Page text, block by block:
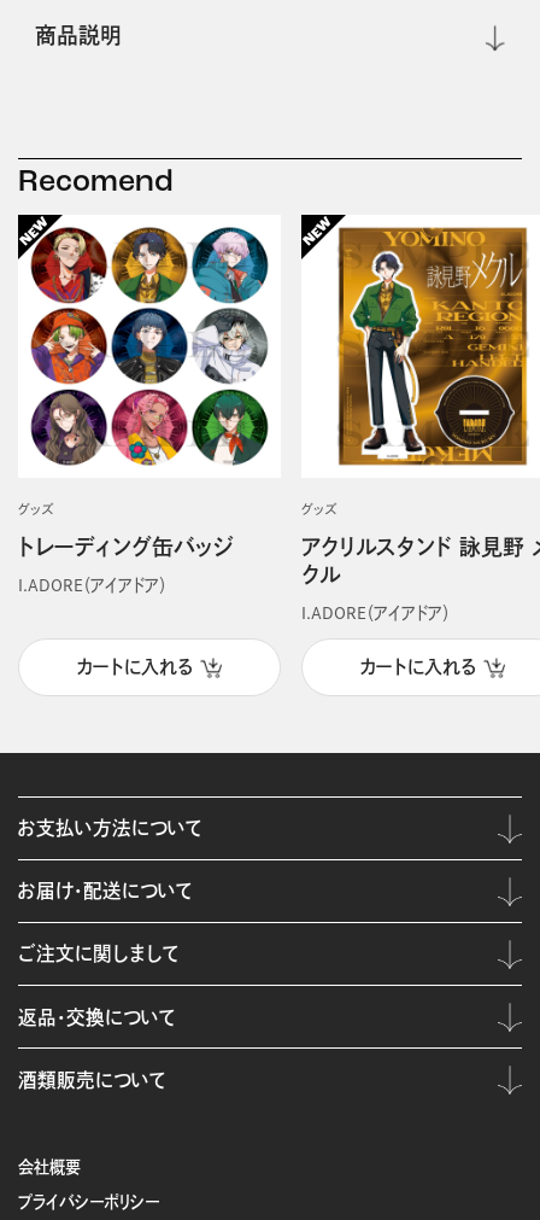
商品説明
Recomend
グッズ
トレーディング缶バッジ
I.ADORE（アイアドア）
カートに入れる
グッズ
アクリルスタンド 詠見野
クル
I.ADORE（アイアドア）
カートに入れる
会社概要
プライバシーポリシー
お支払い方法について
お届け・配送について
ご注文に関しまして
返品・交換について
酒類販売について